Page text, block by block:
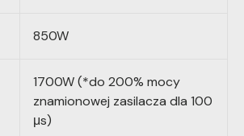
850W
1700W (*do 200% mocy
znamionowej zasilacza dla 100
μs)